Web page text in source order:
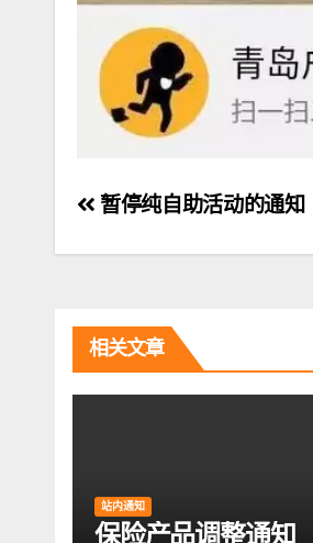
文
章
航
暂停纯自助活动的通知
相关文章
站内通知
保险产品调整通知